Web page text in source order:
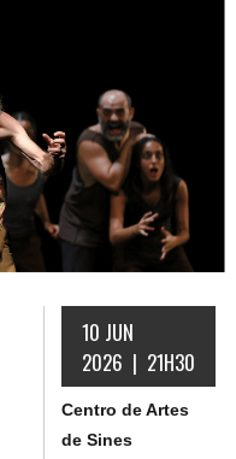
10 JUN
2026 | 21H30
Centro de Artes
de Sines